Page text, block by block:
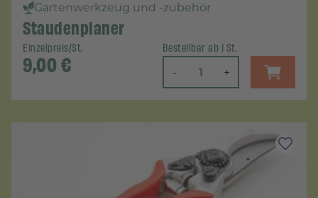
Gartenwerkzeug und -zubehör
Staudenplaner
Einzelpreis/St.
9,00€
Bestellbar ab 1 St.
- +